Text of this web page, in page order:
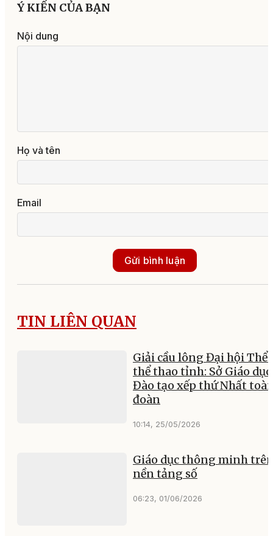
Ý KIẾN CỦA BẠN
Nội dung
Họ và tên
Email
Gửi bình luận
TIN LIÊN QUAN
Giải cầu lông Đại hội Thể
thể thao tỉnh: Sở Giáo dục
Đào tạo xếp thứ Nhất
đoàn
10:14, 25/05/2026
Giáo dục thông minh
nền tảng số
06:23, 01/06/2026